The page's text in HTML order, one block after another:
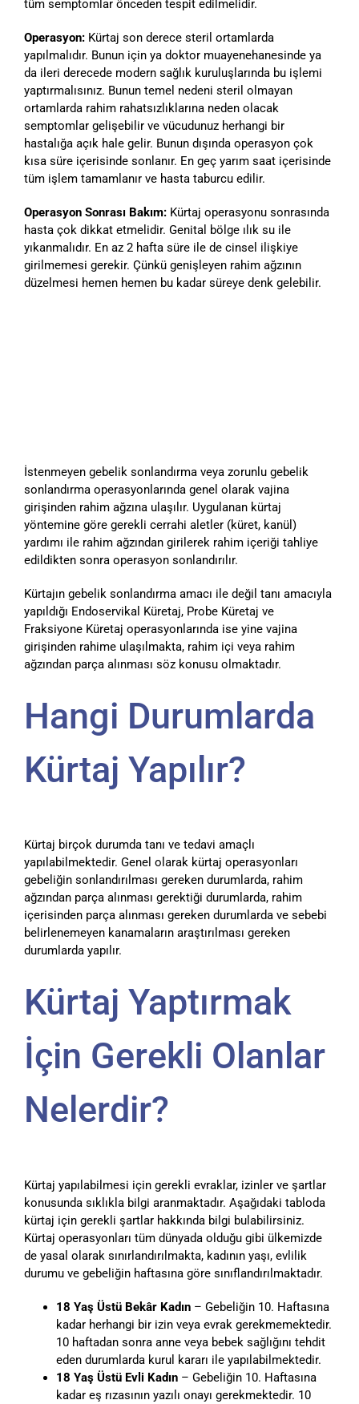
tüm semptomlar önceden tespit edilmelidir.
Operasyon: Kürtaj son derece steril ortamlarda
yapılmalıdır. Bunun için ya doktor muayenehanesinde ya
da ileri derecede modern sağlık kuruluşlarında bu işlemi
yaptırmalısınız. Bunun temel nedeni steril olmayan
ortamlarda rahim rahatsızlıklarına neden olacak
semptomlar gelişebilir ve vücudunuz herhangi bir
hastalığa açık hale gelir. Bunun dışında operasyon çok
kısa süre içerisinde sonlanır. En geç yarım saat içerisinde
tüm işlem tamamlanır ve hasta taburcu edilir.
Operasyon Sonrası Bakım: Kürtaj operasyonu sonrasında
hasta çok dikkat etmelidir. Genital bölge ılık su ile
yıkanmalıdır. En az 2 hafta süre ile de cinsel ilişkiye
girilmemesi gerekir. Çünkü genişleyen rahim ağzının
düzelmesi hemen hemen bu kadar süreye denk gelebilir.
İstenmeyen gebelik sonlandırma veya zorunlu gebelik
sonlandırma operasyonlarında genel olarak vajina
girişinden rahim ağzına ulaşılır. Uygulanan kürtaj
yöntemine göre gerekli cerrahi aletler (küret, kanül)
yardımı ile rahim ağzından girilerek rahim içeriği tahliye
edildikten sonra operasyon sonlandırılır.
Kürtajın gebelik sonlandırma amacı ile değil tanı amacıyla
yapıldığı Endoservikal Küretaj, Probe Küretaj ve
Fraksiyone Küretaj operasyonlarında ise yine vajina
girişinden rahime ulaşılmakta, rahim içi veya rahim
ağzından parça alınması söz konusu olmaktadır.
Hangi Durumlarda
Kürtaj Yapılır?
Kürtaj birçok durumda tanı ve tedavi amaçlı
yapılabilmektedir. Genel olarak kürtaj operasyonları
gebeliğin sonlandırılması gereken durumlarda, rahim
ağzından parça alınması gerektiği durumlarda, rahim
içerisinden parça alınması gereken durumlarda ve sebebi
belirlenemeyen kanamaların araştırılması gereken
durumlarda yapılır.
Kürtaj Yaptırmak
İçin Gerekli Olanlar
Nelerdir?
Kürtaj yapılabilmesi için gerekli evraklar, izinler ve şartlar
konusunda sıklıkla bilgi aranmaktadır. Aşağıdaki tabloda
kürtaj için gerekli şartlar hakkında bilgi bulabilirsiniz.
Kürtaj operasyonları tüm dünyada olduğu gibi ülkemizde
de yasal olarak sınırlandırılmakta, kadının yaşı, evlilik
durumu ve gebeliğin haftasına göre sınıflandırılmaktadır.
18 Yaş Üstü Bekâr Kadın – Gebeliğin 10. Haftasına
kadar herhangi bir izin veya evrak gerekmemektedir.
10 haftadan sonra anne veya bebek sağlığını tehdit
eden durumlarda kurul kararı ile yapılabilmektedir.
18 Yaş Üstü Evli Kadın – Gebeliğin 10. Haftasına
kadar eş rızasının yazılı onayı gerekmektedir. 10